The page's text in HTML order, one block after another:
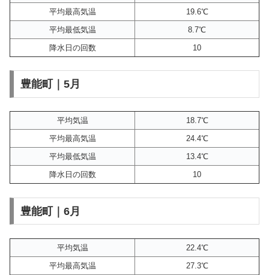
平均最高気温
19.6℃
平均最低気温
8.7℃
降水日の回数
10
豊能町｜5月
平均気温
18.7℃
平均最高気温
24.4℃
平均最低気温
13.4℃
降水日の回数
10
豊能町｜6月
平均気温
22.4℃
平均最高気温
27.3℃